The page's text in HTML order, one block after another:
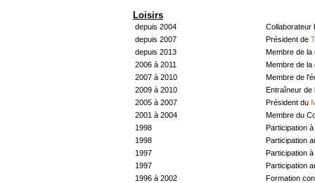
Loisirs
depuis 2004
Collaborateur
depuis 2007
Président de
depuis 2013
Membre de
2006 à 2011
Membre de
2007 à 2010
Membre de
2009 à 2010
Entraîneur de
2005 à 2007
Président du
2001 à 2004
Membre du
1998
Participation à
1998
Participation
1997
Participation à
1997
Participation
1996 à 2002
Formation